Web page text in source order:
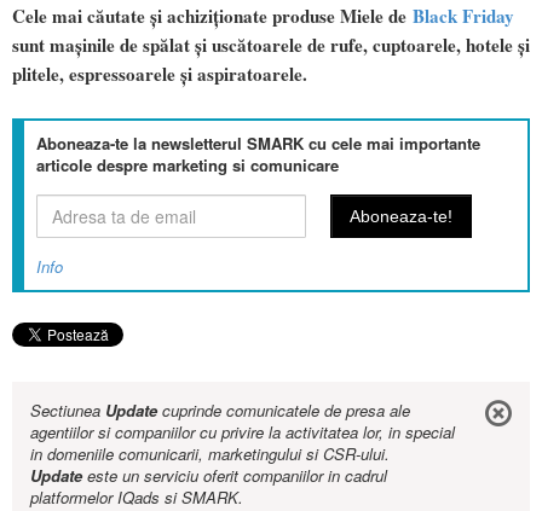
Cele mai căutate și achiziționate produse Miele de Black Friday
sunt mașinile de spălat și uscătoarele de rufe, cuptoarele, hotele şi
plitele, espressoarele și aspiratoarele.
Aboneaza-te la newsletterul SMARK cu cele mai importante
articole despre marketing si comunicare
Info
Sectiunea Updatecuprinde comunicatele de presa ale
agentiilor si companiilor cu privire la activitatea lor, in special
in domeniile comunicarii, marketingului si CSR-ului.
Updateeste un serviciu oferit companiilor in cadrul
platformelor IQads si SMARK.